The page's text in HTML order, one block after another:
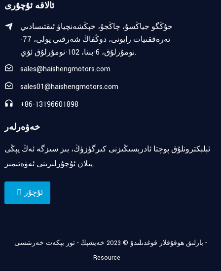
ئالاقە ئۇچۇرى
جۇڭگو جياڭسۇ، چاڭجۇ، خېڭشەنچياۋ ئىقتىسادىي
تەرەققىيات رايونى، دوڭفاڭ شەرقىي يولى، 77-
نومۇرلۇق، 6-بىنا، 102-نومۇرلۇق ئۆي.
sales@haishengmotors.com
sales01@haishengmotors.com
+86-13196601898
خەۋەرلەر
ئېلېكترونلۇق پوچتا ئادرېسىڭىزنى كىرگۈزۈڭ، بىز سىزگە ئەڭ يېڭى
پىلان ئۇچۇرلىرىنى ئەۋەتىمىز.
ئۇچۇر
بارلىق ھوقۇقلار قوغدىلىدۇ © 2023 خەيشېڭ - تور بېكەت خەرىتىسى
-
Resource